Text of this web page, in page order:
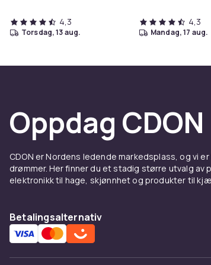
4,3
torsdag, 13 aug.
4,3
mandag, 17 aug.
Oppdag CDON
CDON er Nordens ledende markedsplass, og vi
drømmer. Her finner du et stadig større utvalg av
elektronikk til hage, skjønnhet og produkter til
Betalingsalternativ